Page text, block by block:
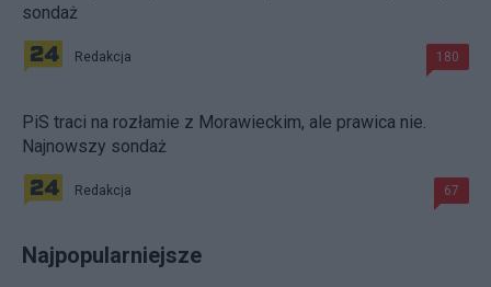
sondaż
Redakcja 180
PiS traci na rozłamie z Morawieckim, ale prawica nie.
Najnowszy sondaż
Redakcja 67
Najpopularniejsze